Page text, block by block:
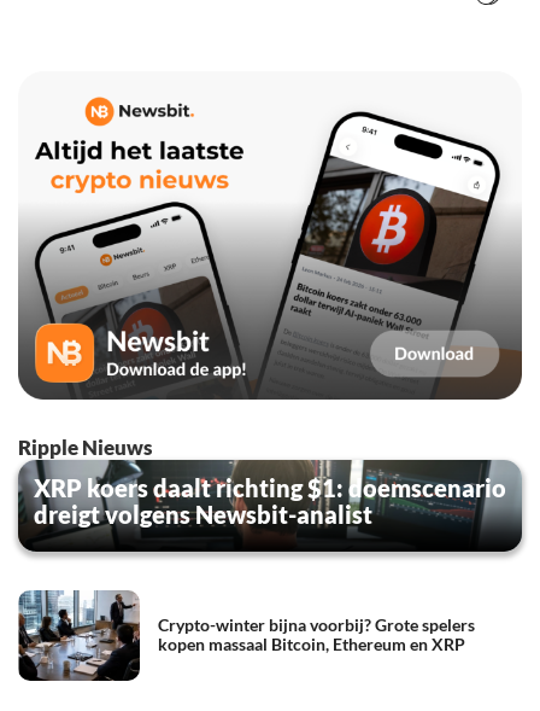
Ripple Nieuws
XRP koers daalt richting $1: doemscenario
dreigt volgens Newsbit-analist
Crypto-winter bijna voorbij? Grote spelers
kopen massaal Bitcoin, Ethereum en XRP